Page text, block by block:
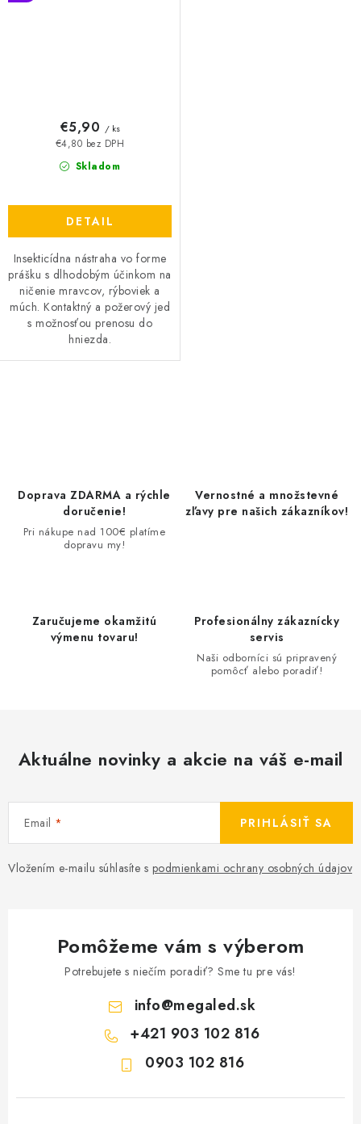
Skladom
€4,80 bez DPH
€5,90 / ks
DETAIL
Insekticídna nástraha vo forme
prášku s dlhodobým účinkom na
ničenie mravcov, rýboviek a
múch. Kontaktný a požerový jed
s možnosťou prenosu do
hniezda.
u
Doprava ZDARMA a rýchle
doručenie!
Pri nákupe nad 100€ platíme
dopravu my!
Vernostné a množstevné
zľavy pre našich zákazníkov!
Zaručujeme okamžitú
výmenu tovaru!
Profesionálny zákaznícky
servis
Naši odborníci sú pripravený
pomôcť alebo poradiť!
Aktuálne novinky a akcie na váš e-mail
Email
Vložením e-mailu súhlasíte s podmienkami ochrany osobných údajov
PRIHLÁSIŤ SA
Pomôžeme vám s výberom
Potrebujete s niečím poradiť? Sme tu pre vás!
info@megaled.sk
+421 903 102 816
0903 102 816